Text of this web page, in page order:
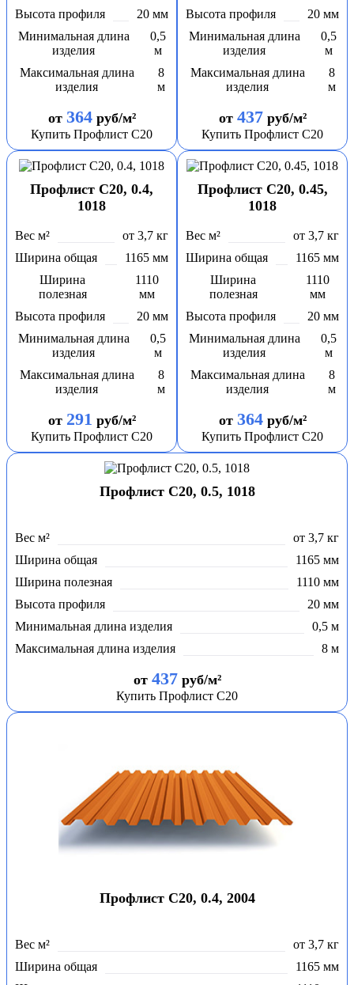
Высота профиля
20 мм
Минимальная длина
изделия
0,5
м
Максимальная длина
изделия
8
м
от 364руб/м²
Купить Профлист С20
Высота профиля
20 мм
Минимальная длина
изделия
0,5
м
Максимальная длина
изделия
8
м
от 437руб/м²
Купить Профлист С20
Профлист С20, 0.4,
1018
Вес м²
от 3,7 кг
Ширина общая
1165 мм
Ширина
полезная
1110
мм
Высота профиля
20 мм
Минимальная длина
изделия
0,5
м
Максимальная длина
изделия
8
м
от 291 руб/м²
Купить Профлист С20
Профлист С20, 0.45,
1018
Вес м²
от 3,7 кг
Ширина общая
1165 мм
Ширина
полезная
1110
мм
Высота профиля
20 мм
Минимальная длина
изделия
0,5
м
Максимальная длина
изделия
8
м
от 364руб/м²
Купить Профлист С20
Профлист С20, 0.5, 1018
Вес м²
от 3,7 кг
Ширина общая
1165 мм
Ширина полезная
1110 мм
Высота профиля
20 мм
Минимальная длина изделия
0,5 м
Максимальная длина изделия
8 м
от 437руб/м²
Купить Профлист С20
Профлист С20, 0.4, 2004
Вес м²
от 3,7 кг
Ширина общая
1165 мм